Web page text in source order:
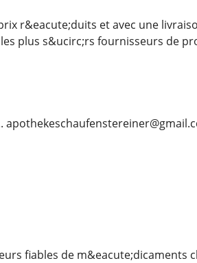
r&eacute;duits et avec une
plus s&ucirc;rs fournisseurs de
fiables de m&eacute;dicaments